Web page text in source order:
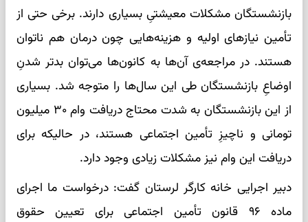
بازنشستگان مشکلات معیشتیِ بسیاری دارند. برخی حتی از
تأمین نیازهای اولیه و هزینه‌هایی چون درمان هم ناتوان
هستند. در مراجعه‌ی آن‌ها به کانون‌ها می‌توان بدتر شدنِ
اوضاعِ بازنشستگان طی این سال‌ها را متوجه شد. بسیاری
از این بازنشستگان به شدت محتاج دریافت وام ۳۰ میلیون
تومانی و ناچیزِ تأمین اجتماعی هستند، در حالیکه برای
دریافت این وام نیز مشکلات زیادی وجود دارد.
دبیر اجرایی خانه کارگر لرستان گفت: درخواست ما اجرای
ماده ۹۶ قانون تأمین اجتماعی برای تعیین حقوق